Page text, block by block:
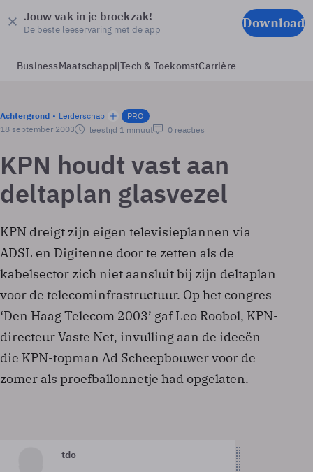
Jouw vak in je broekzak!
De beste leeservaring met de app Download
BusinessMaatschappijTech & ToekomstCarrière
Achtergrond Leiderschap
PRO
18 september 2003
leestijd 1 minuut 0 reacties
KPN houdt vast aan
deltaplan glasvezel
KPN dreigt zijn eigen televisieplannen via
ADSL en Digitenne door te zetten als de
kabelsector zich niet aansluit bij zijn deltaplan
voor de telecominfrastructuur. Op het congres
‘Den Haag Telecom 2003’ gaf Leo Roobol, KPN-
directeur Vaste Net, invulling aan de ideeën
die KPN-topman Ad Scheepbouwer voor de
zomer als proefballonnetje had opgelaten.
tdo